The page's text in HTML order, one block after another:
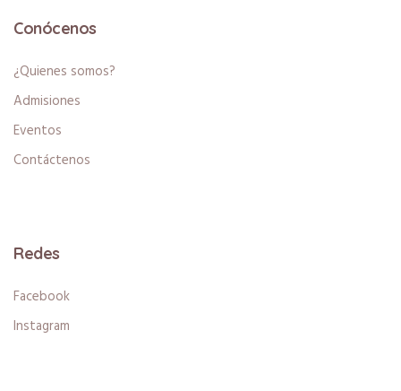
Conócenos
¿Quienes somos?
Admisiones
Eventos
Contáctenos
Redes
Facebook
Instagram